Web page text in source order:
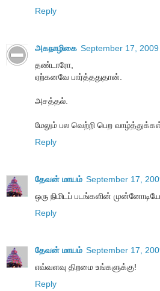
Reply
அகநாழிகை September 17,
தண்டாரோ,
ஏற்கனவே பார்த்ததுதான்.
அசத்தல்.
மேலும் பல வெற்றி பெற
Reply
தேவன் மாயம் September 17,
ஒரு நிமிடப் படங்களின்
Reply
தேவன் மாயம் September 17,
எவ்வளவு திறமை உங்களுக்கு!
Reply